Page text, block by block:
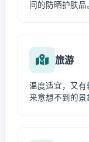
间的防晒护肤品
旅游
温度适宜，又
来意想不到的景